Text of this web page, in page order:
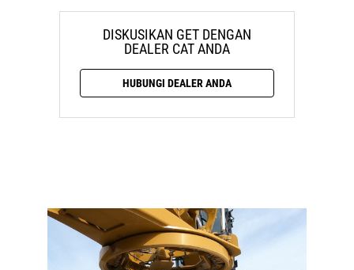
DISKUSIKAN GET DENGAN
DEALER CAT ANDA
HUBUNGI DEALER ANDA